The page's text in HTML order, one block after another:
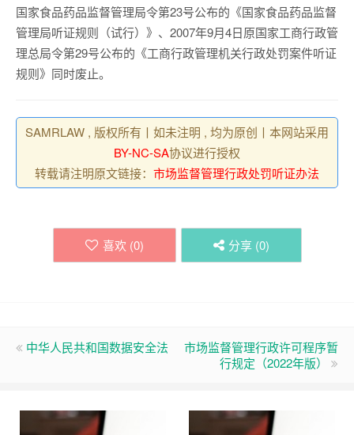
国家食品药品监督管理局令第23号公布的《国家食品药品监督
管理局听证规则（试行）》、2007年9月4日原国家工商行政管
理总局令第29号公布的《工商行政管理机关行政处罚案件听证
规则》同时废止。
SAMRLAW , 版权所有丨如未注明 , 均为原创丨本网站采用
BY-NC-SA协议进行授权
转载请注明原文链接： 市场监督管理行政处罚听证办法
喜欢 (0) 分享 (0)
中华人民共和国数据安全法
市场监督管理行政许可程序暂
行规定（2022年版）